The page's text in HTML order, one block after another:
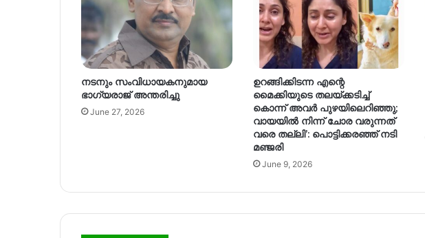
നടനും സംവിധായകനുമായ
ഭാഗ്യരാജ് അന്തരിച്ചു
June 27, 2026
ഉറങ്ങിക്കിടന്ന എന്റെ
മൈക്കിയുടെ തലയ്ക്കടിച്ച്
കൊന്ന് അവർ പുഴയിലെറിഞ്ഞു;
വായയിൽ നിന്ന് ചോര വരുന്നത്
വരെ തല്ലി’: പൊട്ടിക്കരഞ്ഞ് നടി
മഞ്ജരി
June 9, 2026